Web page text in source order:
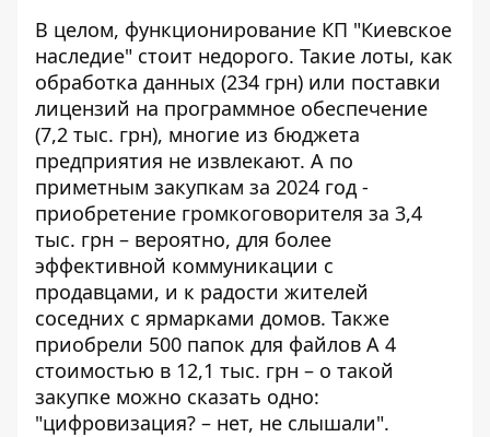
В целом, функционирование КП "Киевское
наследие" стоит недорого. Такие лоты, как
обработка данных (234 грн) или поставки
лицензий на программное обеспечение
(7,2 тыс. грн), многие из бюджета
предприятия не извлекают. А по
приметным закупкам за 2024 год -
приобретение громкоговорителя за 3,4
тыс. грн – вероятно, для более
эффективной коммуникации с
продавцами, и к радости жителей
соседних с ярмарками домов. Также
приобрели 500 папок для файлов А 4
стоимостью в 12,1 тыс. грн – о такой
закупке можно сказать одно:
"цифровизация? – нет, не слышали".